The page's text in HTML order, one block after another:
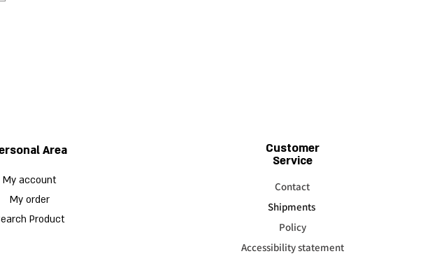
Area
My account
My order
Product
Customer
Service
Contact
Shipments
Policy
Accessibility statement​​